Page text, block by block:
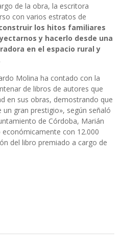
de la obra, la escritora
con varios estratos de
los hitos familiares
y hacerlo desde una
en el espacio rural y
Molina ha contado con la
de libros de autores que
en sus obras, demostrando que
gran prestigio», según señaló
de Córdoba, Marián
con 12.000
del libro premiado a cargo de